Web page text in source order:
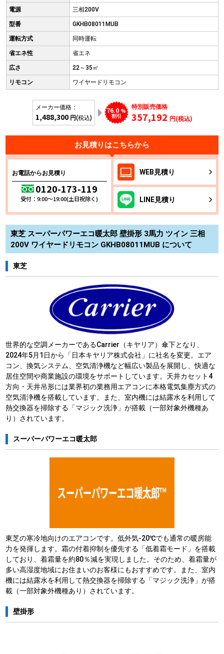
電源 三相200V
型番 GKHB08011MUB
運転方式 同時運転
省エネ性 省エネ
広さ 22～35㎡
リモコン ワイヤードリモコン
メーカー価格：
1,488,300 円(税込)
76.0 %
割引
特別販売価格
357,192 円(税込)
お見積りはこちらから
お電話からお見積り
0120-173-119
受付：9:00～19:00(土日祝除く)
WEB 見積り
LINE見積り
東芝 スーパーパワーエコ暖太郎 壁掛形 3馬力 ツイン 三相
200V ワイヤードリモコン GKHB08011MUB について
東芝
世界的な空調メーカーであるCarrier（キヤリア）傘下となり、
2024年5月1日から「日本キヤリア株式会社」に社名を変更。エア
コン、換気システム、空気清浄機など幅広い製品を展開し、快適な
居住空間や商業施設の環境をサポートしています。天井カセット4
方向・天井吊形には業界初の業務用エアコンに本格電気集塵方式の
空気清浄機を搭載しています。また、室内機には結露水を利用して
熱交換器を掃除する「マジック洗浄」が搭載（一部対象外機種あ
り）されています。
スーパーパワーエコ暖太郎
東芝の寒冷地向けのエアコンです。低外気-20℃でも通常の暖房能
力を発揮します。霜の付着抑制を優先する「低着霜モード」を搭載
しており、着霜量を約80％減を実現しました。そのため、着霜量が
多い高湿度地域にお住まいのお客様にもおすすめです。また、室内
機には結露水を利用して熱交換器を掃除する「マジック洗浄」が搭
載（一部対象外機種あり）されています。
壁掛形